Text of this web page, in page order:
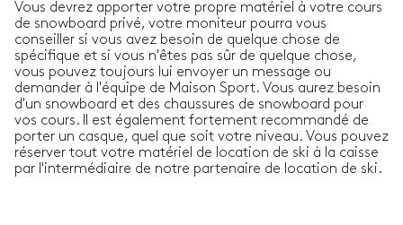
Vous devrez apporter votre propre matériel à votre cours
de snowboard privé, votre moniteur pourra vous
conseiller si vous avez besoin de quelque chose de
spécifique et si vous n'êtes pas sûr de quelque chose,
vous pouvez toujours lui envoyer un message ou
demander à l'équipe de Maison Sport. Vous aurez besoin
d'un snowboard et des chaussures de snowboard pour
vos cours. Il est également fortement recommandé de
porter un casque, quel que soit votre niveau. Vous pouvez
réserver tout votre matériel de location de ski à la caisse
par l'intermédiaire de notre partenaire de location de ski.